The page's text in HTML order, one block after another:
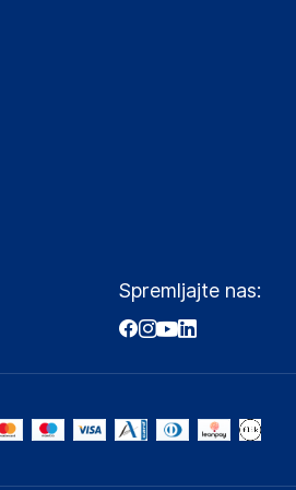
Spremljajte nas: